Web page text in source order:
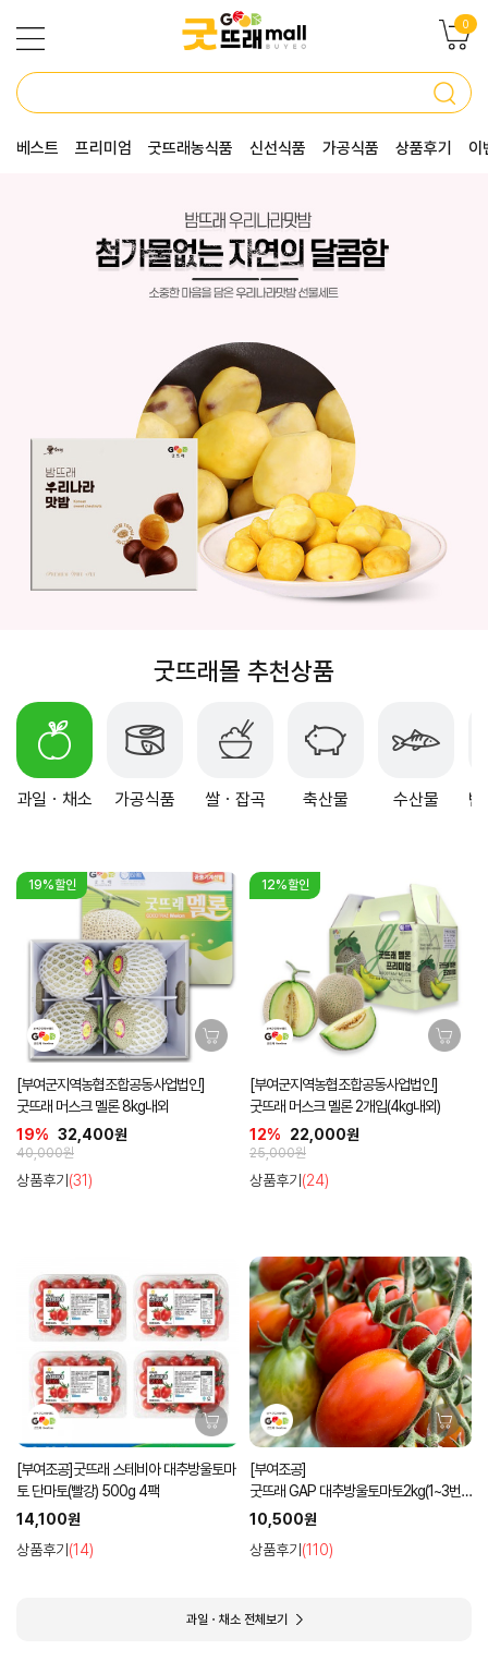
0
베스트 프리미엄 굿뜨래농식품 신선식품 가공식품 상품후기 이
굿뜨래몰 추천상품
과일ㆍ채소 가공식품 쌀ㆍ잡곡 축산물 수산물 반
19%할인
[부여군지역농협조합공동사업법인]
굿뜨래 머스크 멜론 8kg내외
19% 32,400원
40,000원
상품후기 (31)
12%할인
[부여군지역농협조합공동사업법인]
굿뜨래 머스크 멜론 2개입(4kg내외)
12%
22,000원
25,000원
상품후기 (24)
[부여조공]굿뜨래 스테비아 대추방울토마
토 단마토(빨강) 500g 4팩
14,100원
상품후기 (14)
[부여조공]
굿뜨래 GAP 대추방울토마토2kg(1~3번
과 램덤과)
10,500원
상품후기 (110)
과일ㆍ채소 전체보기